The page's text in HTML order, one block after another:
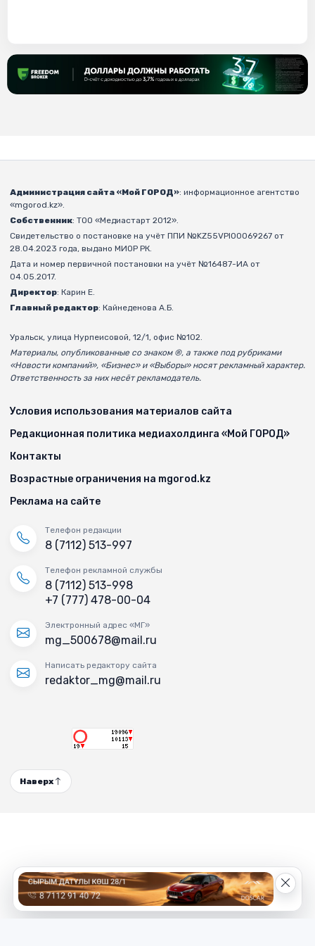
Администрация сайта «Мой ГОРОД»: информационное агентство
«mgorod.kz».
Собственник: ТОО «Медиастарт 2012».
Свидетельство о постановке на учёт ППИ №KZ55VPI00069267 от
28.04.2023 года, выдано МИОР РК.
Дата и номер первичной постановки на учёт №16487-ИА от
04.05.2017.
Директор: Карин Е.
Главный редактор: Кайнеденова А.Б.
Уральск, улица Нурпеисовой, 12/1, офис №102.
Материалы, опубликованные со знаком ®, а также под рубриками
«Новости компаний», «Бизнес» и «Выборы» носят рекламный характер.
Ответственность за них несёт рекламодатель.
Условия использования материалов сайта
Редакционная политика медиахолдинга «Мой ГОРОД»
Контакты
Возрастные ограничения на mgorod.kz
Реклама на сайте
Телефон редакции
8 (7112) 513-997
Телефон рекламной службы
8 (7112) 513-998
+7 (777) 478-00-04
Электронный адрес «МГ»
mg_500678@mail.ru
Написать редактору сайта
redaktor_mg@mail.ru
Наверх